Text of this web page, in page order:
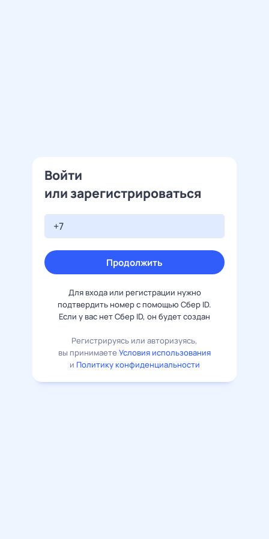
Войти
или зарегистрироваться
Продолжить
Для входа или регистрации нужно
подтвердить номер с помощью Сбер ID.
Если у вас нет Сбер ID, он будет создан
Регистрируясь или авторизуясь,
вы принимаете Условия использования
и Политику конфиденциальности